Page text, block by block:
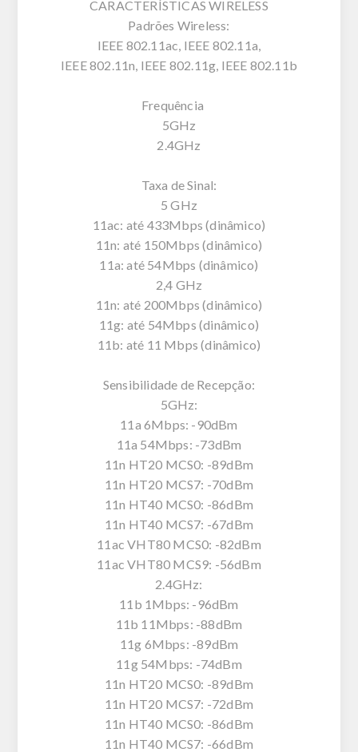
CARACTERÍSTICAS WIRELESS
Padrões Wireless:
IEEE 802.11ac, IEEE 802.11a,
IEEE 802.11n, IEEE 802.11g, IEEE 802.11b
Frequência
5GHz
2.4GHz
Taxa de Sinal:
5 GHz
11ac: até 433Mbps (dinâmico)
11n: até 150Mbps (dinâmico)
11a: até 54Mbps (dinâmico)
2,4 GHz
11n: até 200Mbps (dinâmico)
11g: até 54Mbps (dinâmico)
11b: até 11 Mbps (dinâmico)
Sensibilidade de Recepção:
5GHz:
11a 6Mbps: -90dBm
11a 54Mbps: -73dBm
11n HT20 MCS0: -89dBm
11n HT20 MCS7: -70dBm
11n HT40 MCS0: -86dBm
11n HT40 MCS7: -67dBm
11ac VHT80 MCS0: -82dBm
11ac VHT80 MCS9: -56dBm
2.4GHz:
11b 1Mbps: -96dBm
11b 11Mbps: -88dBm
11g 6Mbps: -89dBm
11g 54Mbps: -74dBm
11n HT20 MCS0: -89dBm
11n HT20 MCS7: -72dBm
11n HT40 MCS0: -86dBm
11n HT40 MCS7: -66dBm